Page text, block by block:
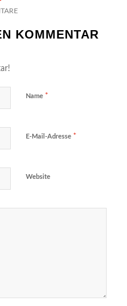
KOMMENTAR
Name *
E-Mail-Adresse *
Website